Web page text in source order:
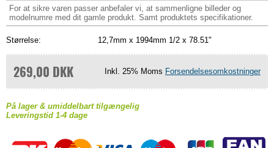
For at sikre varen passer anbefaler vi, at sammenligne billeder og
modelnumre med dit gamle produkt. Samt produktets specifikationer.
Størrelse: 12,7mm x 1994mm 1/2 x 78.51"
269,00 DKK Inkl. 25% Moms Forsendelsesomkostninger
På lager & umiddelbart tilgængelig
Leveringstid 1-4 dage